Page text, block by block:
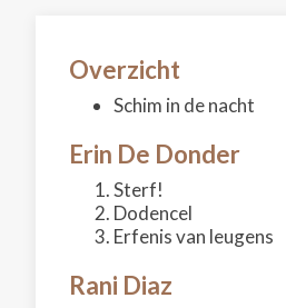
Overzicht
Schim in de nacht
Erin De Donder
Sterf!
Dodencel
Erfenis van leugens
Rani Diaz